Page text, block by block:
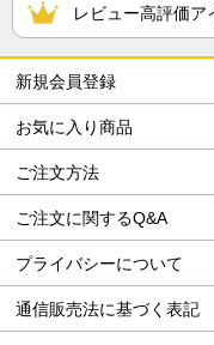
レビュー高評価ア
新規会員登録
お気に入り商品
ご注文方法
ご注文に関するQ&A
プライバシーについて
通信販売法に基づく表記